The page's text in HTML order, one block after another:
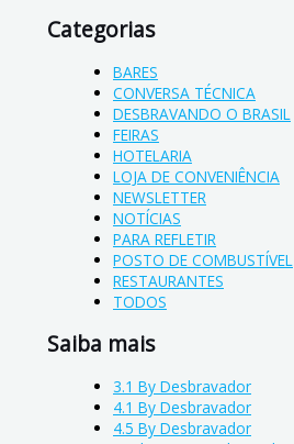
Categorias
BARES
CONVERSA TÉCNICA
DESBRAVANDO O BRASIL
FEIRAS
HOTELARIA
LOJA DE CONVENIÊNCIA
NEWSLETTER
NOTÍCIAS
PARA REFLETIR
POSTO DE COMBUSTÍVEL
RESTAURANTES
TODOS
Saiba mais
3.1 By Desbravador
4.1 By Desbravador
4.5 By Desbravador